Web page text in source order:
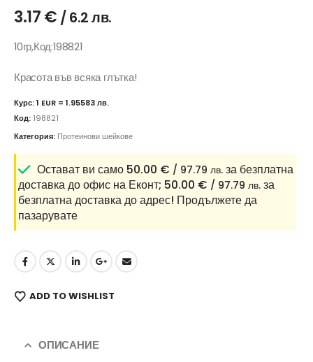
3.17€ / 6.2 лв.
10гр,Код:198821
Красота във всяка глътка!
Курс: 1 EUR = 1.95583 лв.
Код: 198821
Категория: Протеинови шейкове
Остават ви само 50.00 € / 97.79 лв. за безплатна
доставка до офис на Еконт; 50.00 € / 97.79 лв. за
безплатна доставка до адрес! Продължете да
пазарувате
ADD TO WISHLIST
ОПИСАНИЕ